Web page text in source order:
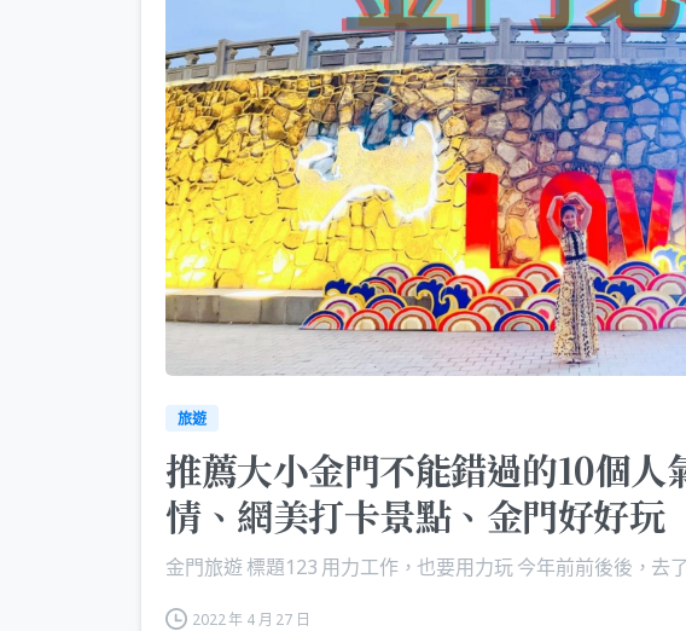
旅遊
推薦大小金門不能錯過的10個人
情、網美打卡景點、金門好好玩
金門旅遊 標題123 用力工作，也要用力玩 今年前前後後，去
2022 年 4 月 27 日